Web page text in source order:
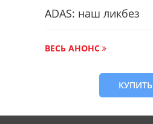
ADAS: наш ликбез
ВЕСЬ АНОНС
КУПИТЬ